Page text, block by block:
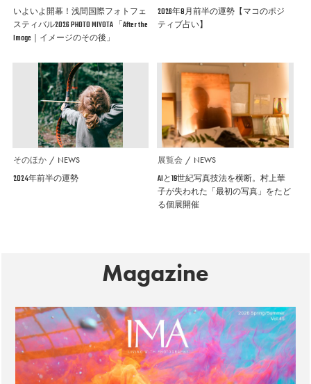
いよいよ開幕！浅間国際フォトフェ
スティバル2026 PHOTO MIYOTA 「After the
Image｜イメージのその後」
2026年8月前半の運勢【マコのポジ
ティブ占い】
そのほか NEWS
2024年前半の運勢
展覧会 NEWS
AIと19世紀写真技法を横断。村上華
子が失われた「最初の写真」をたど
る個展開催
Magazine